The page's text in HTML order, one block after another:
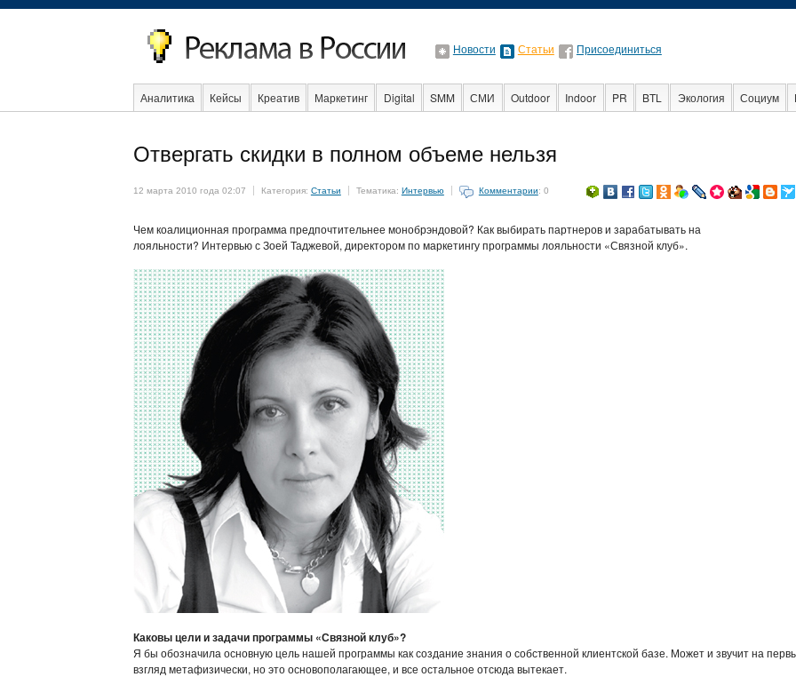
Новости Статьи Присоединиться
Аналитика Кейсы Креатив Маркетинг Digital SMM СМИ Outdoor Indoor PR BTL Экология Социум
Отвергать скидки в полном объеме нельзя
12 марта 2010 года 02:07 Категория: Статьи Тематика: Интервью Комментарии: 0
Чем коалиционная программа предпочтительнее монобрэндовой? Как выбирать партнеров и зарабатывать на
лояльности? Интервью с Зоей Таджевой, директором по маркетингу программы лояльности «Связной клуб».
Каковы цели и задачи программы «Связной клуб»?
Я бы обозначила основную цель нашей программы как создание знания о собственной клиентской базе. Может и звучит на
взгляд метафизически, но это основополагающее, и все остальное отсюда вытекает.